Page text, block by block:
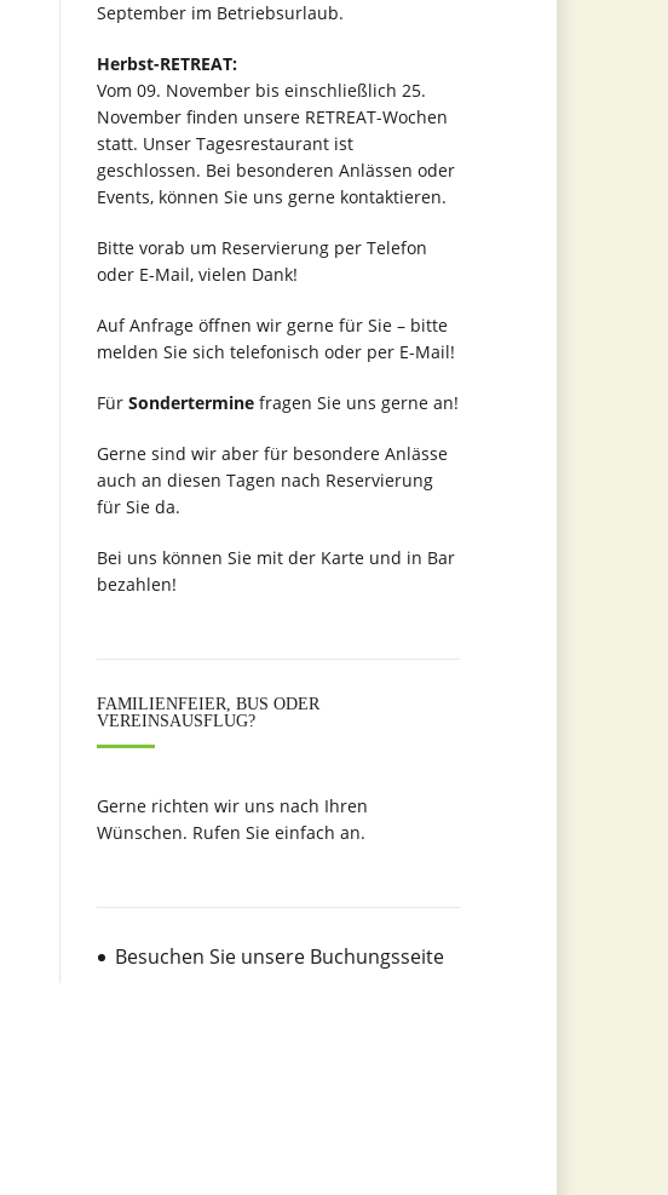
September im Betriebsurlaub.
Herbst-RETREAT:
Vom 09. November bis einschließlich 25.
November finden unsere RETREAT-Wochen
statt. Unser Tagesrestaurant ist
geschlossen. Bei besonderen Anlässen oder
Events, können Sie uns gerne kontaktieren.
Bitte vorab um Reservierung per Telefon
oder E-Mail, vielen Dank!
Auf Anfrage öffnen wir gerne für Sie – bitte
melden Sie sich telefonisch oder per E-Mail!
Für Sondertermine fragen Sie uns gerne an!
Gerne sind wir aber für besondere Anlässe
auch an diesen Tagen nach Reservierung
für Sie da.
Bei uns können Sie mit der Karte und in Bar
bezahlen!
FAMILIENFEIER, BUS ODER
VEREINSAUSFLUG?
Gerne richten wir uns nach Ihren
Wünschen. Rufen Sie einfach an.
Besuchen Sie unsere Buchungsseite